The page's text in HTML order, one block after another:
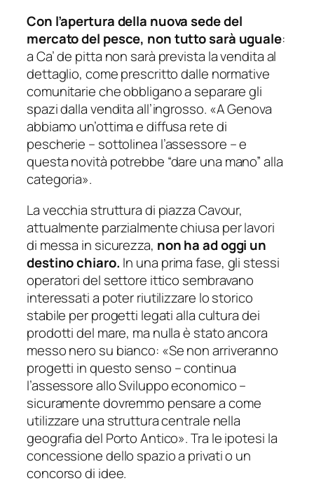
Con l’apertura della nuova sede del
mercato del pesce, non tutto sarà uguale:
a Ca’ de pitta non sarà prevista la vendita al
dettaglio, come prescritto dalle normative
comunitarie che obbligano a separare gli
spazi dalla vendita all’ingrosso. «A Genova
abbiamo un’ottima e diffusa rete di
pescherie – sottolinea l’assessore –e
questa novità potrebbe “dare una mano” alla
categoria».
La vecchia struttura di piazza Cavour,
attualmente parzialmente chiusa per lavori
di messa in sicurezza, non ha ad oggi un
destino chiaro. In una prima fase, gli stessi
operatori del settore ittico sembravano
interessati a poter riutilizzare lo storico
stabile per progetti legati alla cultura dei
prodotti del mare, ma nulla è stato ancora
messo nero su bianco: «Se non arriveranno
progetti in questo senso – continua
l’assessore allo Sviluppo economico –
sicuramente dovremmo pensare a come
utilizzare una struttura centrale nella
geografia del Porto Antico». Tra le ipotesi la
concessione dello spazio a privati o un
concorso di idee.